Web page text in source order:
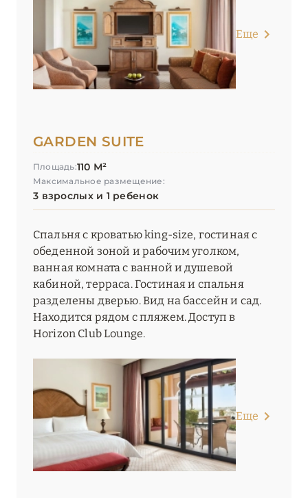
Еще
GARDEN SUITE
Площадь:110 М²
Максимальное размещение:
3 взрослых и 1 ребенок
Спальня с кроватью king-size, гостиная с
обеденной зоной и рабочим уголком,
ванная комната с ванной и душевой
кабиной, терраса. Гостиная и спальня
разделены дверью. Вид на бассейн и сад.
Находится рядом с пляжем. Доступ в
Horizon Club Lounge.
Еще